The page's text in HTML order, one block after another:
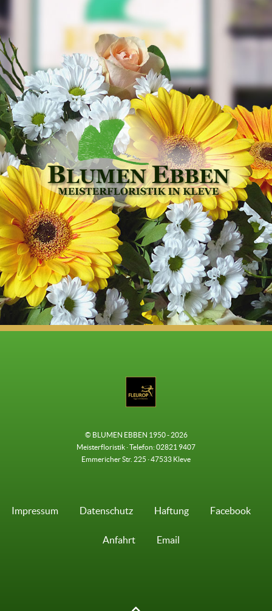
© BLUMEN EBBEN 1950 - 2026
Meisterfloristik · Telefon: 02821 9407
Emmericher Str. 225 · 47533 Kleve
Impressum Datenschutz Haftung Facebook
Anfahrt Email